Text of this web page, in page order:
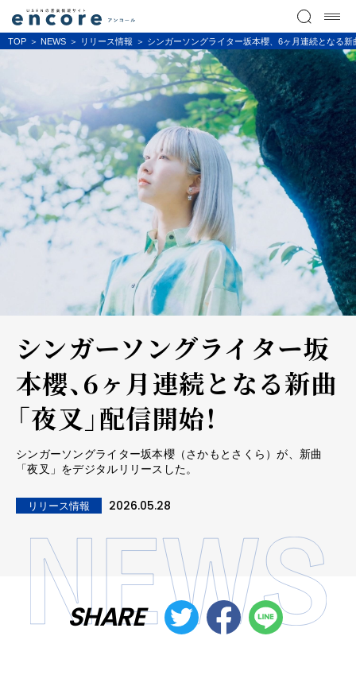
TOP NEWS リリース情報 シンガーソングライター坂本櫻、6ヶ月連続となる
シンガーソングライター坂
本櫻、6ヶ月連続となる新曲
「夜叉」配信開始！
シンガーソングライター坂本櫻（さかもとさくら）が、新曲
「夜叉」をデジタルリリースした。
リリース情報 2026.05.28
SHARE